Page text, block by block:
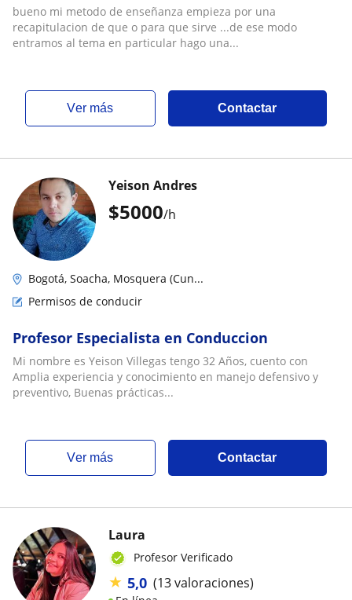
bueno mi metodo de enseñanza empieza por una
recapitulacion de que o para que sirve ...de ese modo
entramos al tema en particular hago una...
ver más Contactar
$5000/h
Yeison Andres
Bogotá, Soacha, Mosquera (Cun...
Permisos de conducir
Profesor Especialista en Conduccion
Mi nombre es Yeison Villegas tengo 32 Años, cuento con
Amplia experiencia y conocimiento en manejo defensivo y
preventivo, Buenas prácticas...
ver más Contactar
Laura
Profesor Verificado
★ 5,0 (13 valoraciones)